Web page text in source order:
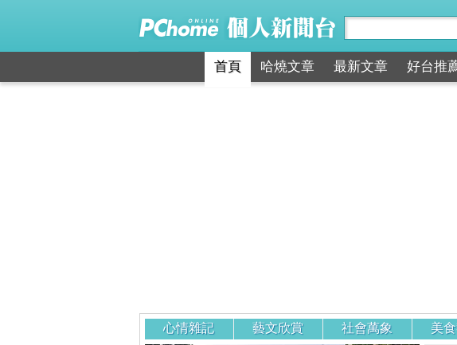
首頁 哈燒文章 最新文章 好台推
心情雜記 藝文欣賞 社會萬象 美